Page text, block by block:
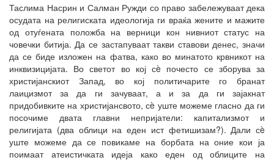
Таслима Насрин и Салман Ружди со право забележуваат дека
осудата на религиската идеологија ги враќа жените и мажите
од отуѓената положба на верници кон нивниот статус на
човечки битија. Да се застапуваат такви ставови денес, значи
да се биде изложен на фатва, како во минатото крвникот на
инквизицијата. Во светот во кој сè почесто се зборува за
христијанскиот Запад, во кој политичарите го бранат
лаицизмот за да ги зачуваат, а и за да ги зајакнат
придобивките на христијансвото, сè уште можеме гласно да ги
посочиме двата главни непријатели: капитализмот и
религијата (два облици на еден ист фетишизам?). Дали сè
уште можеме да се повикаме на борбата на оние кои ја
поимаат атеистичката идеја како еден од облиците на